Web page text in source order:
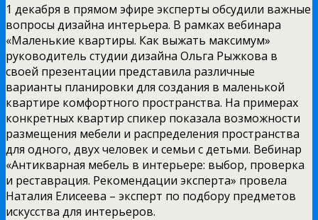
1 декабря в прямом эфире эксперты обсудили важные
вопросы дизайна интерьера. В рамках вебинара
«Маленькие квартиры. Как выжать максимум»
руководитель студии дизайна Ольга Рыжкова в
своей презентации представила различные
варианты планировки для создания в маленькой
квартире комфортного пространства. На примерах
конкретных квартир спикер показала возможности
размещения мебели и распределения пространства
для одного, двух человек и семьи с детьми. Вебинар
«Антикварная мебель в интерьере: выбор, проверка
и реставрация. Рекомендации эксперта» провела
Наталия Елисеева – эксперт по подбору предметов
искусства для интерьеров.